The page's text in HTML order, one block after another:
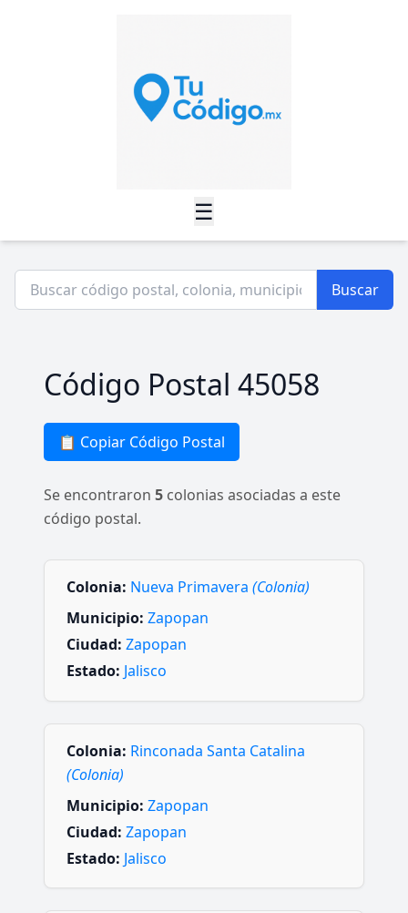
☰
Buscar
Código Postal 45058
📋 Copiar Código Postal
Se encontraron 5 colonias asociadas a este
código postal.
Colonia: Nueva Primavera (Colonia)
Municipio: Zapopan
Ciudad: Zapopan
Estado: Jalisco
Colonia: Rinconada Santa Catalina
(Colonia)
Municipio: Zapopan
Ciudad: Zapopan
Estado: Jalisco